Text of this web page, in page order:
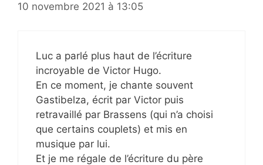
10 novembre 2021 à 13:05
Luc a parlé plus haut de l’écriture
incroyable de Victor Hugo.
En ce moment, je chante souvent
Gastibelza, écrit par Victor puis
retravaillé par Brassens (qui n’a choisi
que certains couplets) et mis en
musique par lui.
Et je me régale de l’écriture du père